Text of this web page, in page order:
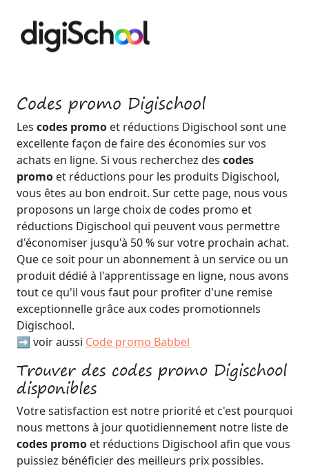
Codes promo Digischool
Les codes promo et réductions Digischool sont une
excellente façon de faire des économies sur vos
achats en ligne. Si vous recherchez des codes
promo et réductions pour les produits Digischool,
vous êtes au bon endroit. Sur cette page, nous vous
proposons un large choix de codes promo et
réductions Digischool qui peuvent vous permettre
d'économiser jusqu'à 50 % sur votre prochain achat.
Que ce soit pour un abonnement à un service ou un
produit dédié à l'apprentissage en ligne, nous avons
tout ce qu'il vous faut pour profiter d'une remise
exceptionnelle grâce aux codes promotionnels
Digischool.
➡️ voir aussi Code promo Babbel
Trouver des codes promo Digischool
disponibles
Votre satisfaction est notre priorité et c'est pourquoi
nous mettons à jour quotidiennement notre liste de
codes promo et réductions Digischool afin que vous
puissiez bénéficier des meilleurs prix possibles.